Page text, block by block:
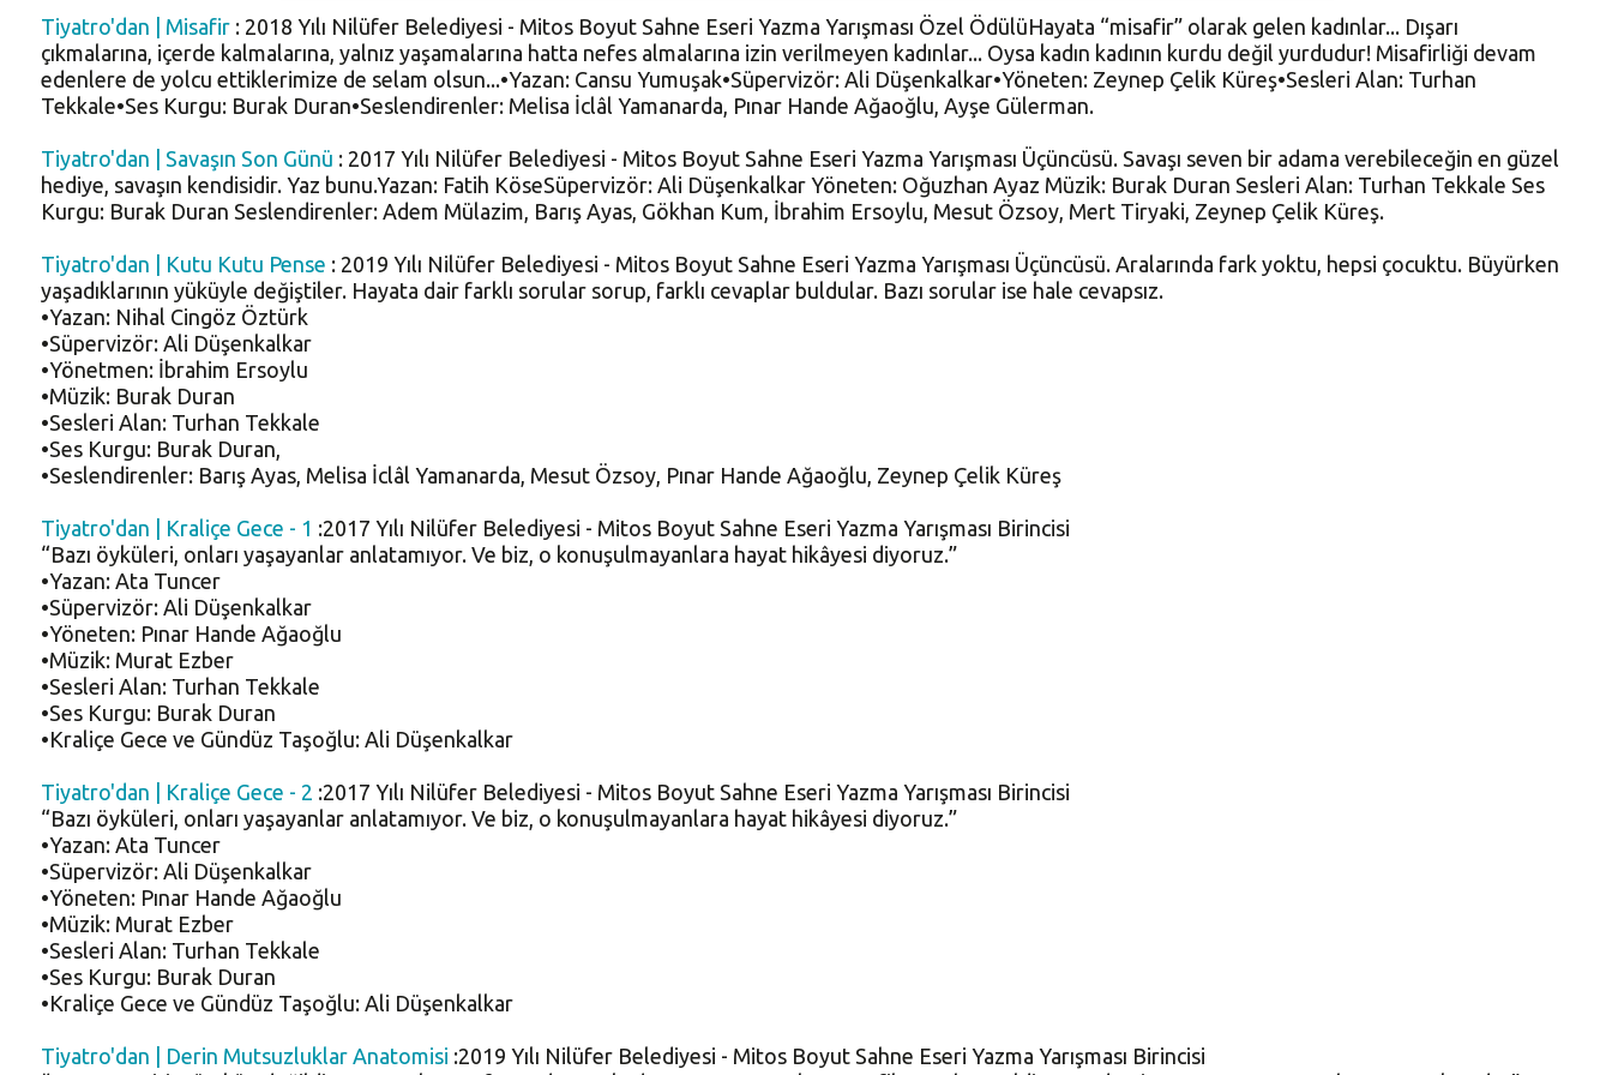
Tiyatro'dan | Misafir : 2018 Yılı Nilüfer Belediyesi - Mitos Boyut Sahne Eseri Yazma Yarışması Özel ÖdülüHayata “misafir” olarak gelen kadınlar... Dışarı
çıkmalarına, içerde kalmalarına, yalnız yaşamalarına hatta nefes almalarına izin verilmeyen kadınlar... Oysa kadın kadının kurdu değil yurdudur! Misafirliği devam
edenlere de yolcu ettiklerimize de selam olsun...•Yazan: Cansu Yumuşak•Süpervizör: Ali Düşenkalkar•Yöneten: Zeynep Çelik Küreş•Sesleri Alan: Turhan
Tekkale•Ses Kurgu: Burak Duran•Seslendirenler: Melisa İclâl Yamanarda, Pınar Hande Ağaoğlu, Ayşe Gülerman.
Tiyatro'dan | Savaşın Son Günü : 2017 Yılı Nilüfer Belediyesi - Mitos Boyut Sahne Eseri Yazma Yarışması Üçüncüsü. Savaşı seven bir adama verebileceğin en güzel
hediye, savaşın kendisidir. Yaz bunu.Yazan: Fatih KöseSüpervizör: Ali Düşenkalkar Yöneten: Oğuzhan Ayaz Müzik: Burak Duran Sesleri Alan: Turhan Tekkale Ses
Kurgu: Burak Duran Seslendirenler: Adem Mülazim, Barış Ayas, Gökhan Kum, İbrahim Ersoylu, Mesut Özsoy, Mert Tiryaki, Zeynep Çelik Küreş.
Tiyatro'dan | Kutu Kutu Pense : 2019 Yılı Nilüfer Belediyesi - Mitos Boyut Sahne Eseri Yazma Yarışması Üçüncüsü. Aralarında fark yoktu, hepsi çocuktu. Büyürken
yaşadıklarının yüküyle değiştiler. Hayata dair farklı sorular sorup, farklı cevaplar buldular. Bazı sorular ise hale cevapsız.
•Yazan: Nihal Cingöz Öztürk
•Süpervizör: Ali Düşenkalkar
•Yönetmen: İbrahim Ersoylu
•Müzik: Burak Duran
•Sesleri Alan: Turhan Tekkale
•Ses Kurgu: Burak Duran,
•Seslendirenler: Barış Ayas, Melisa İclâl Yamanarda, Mesut Özsoy, Pınar Hande Ağaoğlu, Zeynep Çelik Küreş
Tiyatro'dan | Kraliçe Gece - 1 :2017 Yılı Nilüfer Belediyesi - Mitos Boyut Sahne Eseri Yazma Yarışması Birincisi
“Bazı öyküleri, onları yaşayanlar anlatamıyor. Ve biz, o konuşulmayanlara hayat hikâyesi diyoruz.”
•Yazan: Ata Tuncer
•Süpervizör: Ali Düşenkalkar
•Yöneten: Pınar Hande Ağaoğlu
•Müzik: Murat Ezber
•Sesleri Alan: Turhan Tekkale
•Ses Kurgu: Burak Duran
•Kraliçe Gece ve Gündüz Taşoğlu: Ali Düşenkalkar
Tiyatro'dan | Kraliçe Gece - 2 :2017 Yılı Nilüfer Belediyesi - Mitos Boyut Sahne Eseri Yazma Yarışması Birincisi
“Bazı öyküleri, onları yaşayanlar anlatamıyor. Ve biz, o konuşulmayanlara hayat hikâyesi diyoruz.”
•Yazan: Ata Tuncer
•Süpervizör: Ali Düşenkalkar
•Yöneten: Pınar Hande Ağaoğlu
•Müzik: Murat Ezber
•Sesleri Alan: Turhan Tekkale
•Ses Kurgu: Burak Duran
•Kraliçe Gece ve Gündüz Taşoğlu: Ali Düşenkalkar
Tiyatro'dan | Derin Mutsuzluklar Anatomisi :2019 Yılı Nilüfer Belediyesi - Mitos Boyut Sahne Eseri Yazma Yarışması Birincisi